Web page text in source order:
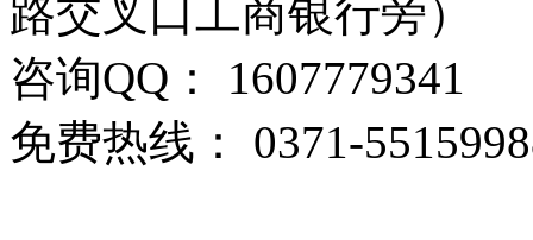
路交叉口工商银行旁）
咨询QQ： 1607779341
免费热线： 0371-